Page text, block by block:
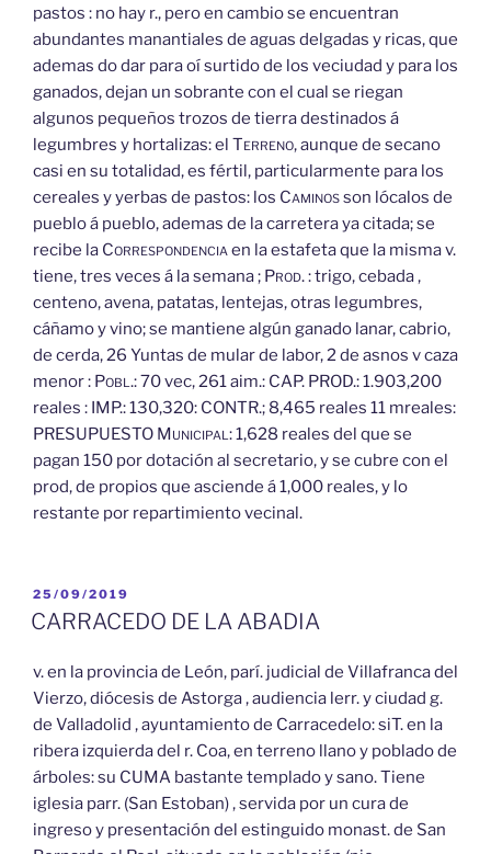
pastos : no hay r., pero en cambio se encuentran
abundantes manantiales de aguas delgadas y ricas, que
ademas do dar para oí surtido de los veciudad y para los
ganados, dejan un sobrante con el cual se riegan
algunos pequeños trozos de tierra destinados á
legumbres y hortalizas: el Terreno,aunque de secano
casi en su totalidad, es fértil, particularmente para los
cereales y yerbas de pastos: los Caminosson lócalos de
pueblo á pueblo, ademas de la carretera ya citada; se
recibe la Correspondenciaen la estafeta que la misma v.
tiene, tres veces á la semana ; Prod.: trigo, cebada ,
centeno, avena, patatas, lentejas, otras legumbres,
cáñamo y vino; se mantiene algún ganado lanar, cabrio,
de cerda, 26 Yuntas de mular de labor, 2 de asnos v caza
menor : Pobl.:70 vec, 261 aim.: CAP. PROD.: 1.903,200
reales : IMP.: 130,320: CONTR.; 8,465 reales 11 mreales:
PRESUPUESTO Municipal:1,628 reales del que se
pagan 150 por dotación al secretario, y se cubre con el
prod, de propios que asciende á 1,000 reales, y lo
restante por repartimiento vecinal.
PUBLICADO
EL
25/09/2019
CARRACEDO DE LA ABADIA
v. en la provincia de León, parí. judicial de Villafranca del
Vierzo, diócesis de Astorga , audiencia lerr. y ciudad g.
de Valladolid , ayuntamiento de Carracedelo: siT. en la
ribera izquierda del r. Coa, en terreno llano y poblado de
árboles: su CUMA bastante templado y sano. Tiene
iglesia parr. (San Estoban) , servida por un cura de
ingreso y presentación del estinguido monast. de San